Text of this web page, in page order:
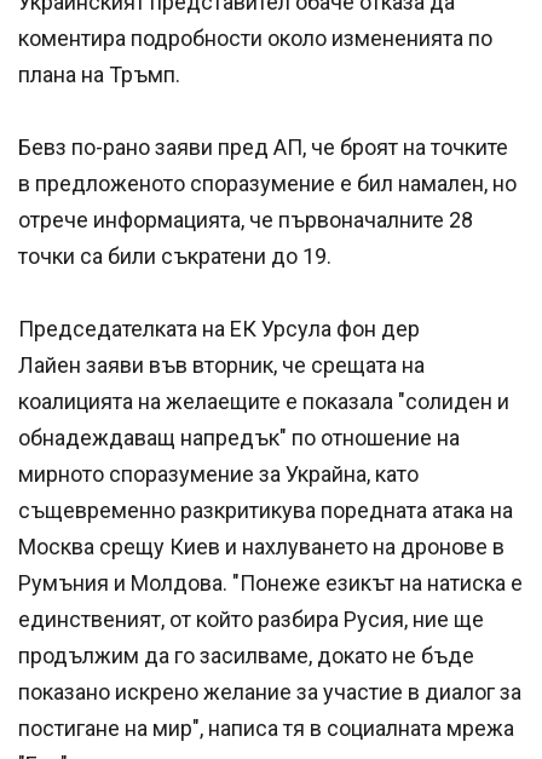
коментира подробности около измененията по
плана на Тръмп.
Бевз по-рано заяви пред АП, че броят на точките
в предложеното споразумение е бил намален, но
отрече информацията, че първоначалните 28
точки са били съкратени до 19.
Председателката на ЕК Урсула фон дер
Лайен заяви във вторник, че срещата на
коалицията на желаещите е показала "солиден и
обнадеждаващ напредък" по отношение на
мирното споразумение за Украйна, като
същевременно разкритикува поредната атака на
Москва срещу Киев и нахлуването на дронове в
Румъния и Молдова. "Понеже езикът на натиска е
единственият, от който разбира Русия, ние ще
продължим да го засилваме, докато не бъде
показано искрено желание за участие в диалог за
постигане на мир", написа тя в социалната мрежа